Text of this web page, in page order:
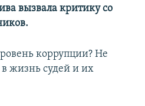
вызвала критику со
коррупции? Не
в жизнь судей и их